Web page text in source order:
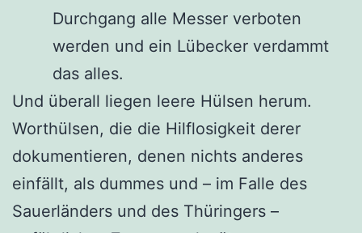
Durchgang alle Messer verboten
werden und ein Lübecker verdammt
das alles.
Und überall liegen leere Hülsen herum.
Worthülsen, die die Hilflosigkeit derer
dokumentieren, denen nichts anderes
einfällt, als dummes und – im Falle des
Sauerländers und des Thüringers –